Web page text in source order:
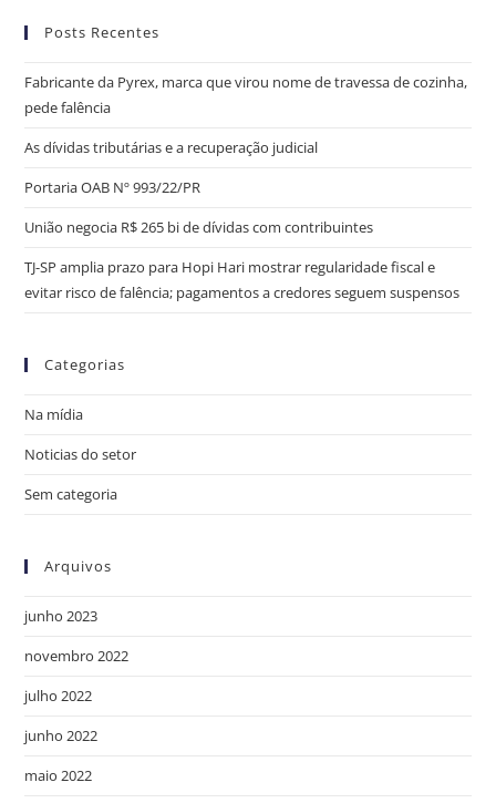
Posts Recentes
Fabricante da Pyrex, marca que virou nome de travessa de cozinha,
pede falência
As dívidas tributárias e a recuperação judicial
Portaria OAB Nº 993/22/PR
União negocia R$ 265 bi de dívidas com contribuintes
TJ-SP amplia prazo para Hopi Hari mostrar regularidade fiscal e
evitar risco de falência; pagamentos a credores seguem suspensos
Categorias
Na mídia
Noticias do setor
Sem categoria
Arquivos
junho 2023
novembro 2022
julho 2022
junho 2022
maio 2022